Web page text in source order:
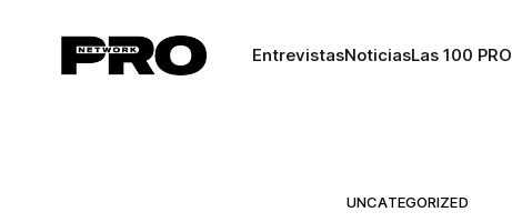
EntrevistasNoticiasLas 100 PRO
UNCATEGORIZED